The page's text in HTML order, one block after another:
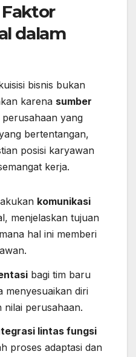
dalam
bisnis bukan
karena sumber
perusahaan yang
bertentangan,
posisi karyawan
kerja.
komunikasi
menjelaskan tujuan
hal ini memberi
bagi tim baru
menyesuaikan diri
nilai perusahaan.
lintas fungsi
proses adaptasi dan